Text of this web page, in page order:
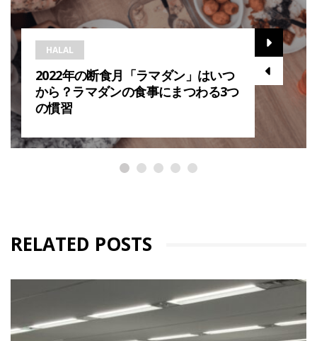
HALAL
2022年の断食月「ラマダン」はいつ
から？ラマダンの食事にまつわる3つ
の慣習
RELATED POSTS